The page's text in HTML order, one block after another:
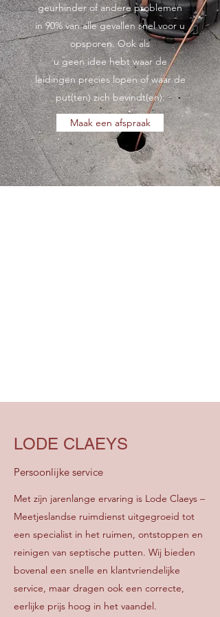
geurhinder of andere problemen
in 90% van alle gevallen snel voor u
opsporen. Ook als
u geen idee hebt waar de
leidingen precies lopen of waar de
put(ten) zich bevindt(en).
Maak een afspraak
LODE CLAEYS
Persoonlijke service
Met zijn jarenlange ervaring is Lode Claeys –
Meetjeslandse ruimdienst uitgegroeid tot
een specialist in het ruimen, ontstoppen en
reinigen van septische putten. Wij bieden
bovenal een snelle en klantvriendelijke
service, maar dragen ook een correcte,
eerlijke prijs hoog in het vaandel.